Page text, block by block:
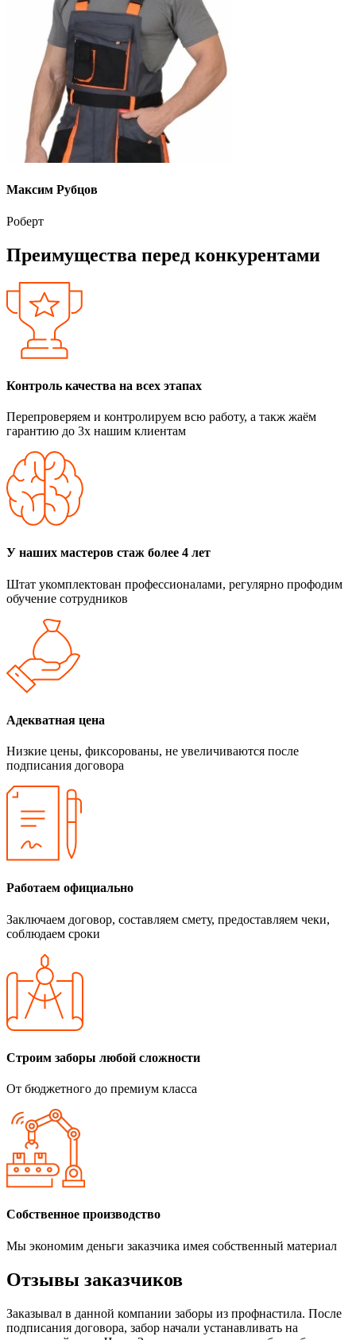
Максим Рубцов
Роберт
Преимущества перед конкурентами
Контроль качества на всех этапах
Перепроверяем и контролируем всю работу, а такж жаём
гарантию до 3х нашим клиентам
У наших мастеров стаж более 4 лет
Штат укомплектован профессионалами, регулярно профодим
обучение сотрудников
Адекватная цена
Низкие цены, фиксорованы, не увеличиваются после
подписания договора
Работаем официально
Заключаем договор, составляем смету, предоставляем чеки,
соблюдаем сроки
Строим заборы любой сложности
От бюджетного до премиум класса
Собственное производство
Мы экономим деньги заказчика имея собственный материал
Отзывы заказчиков
Заказывал в данной компании заборы из профнастила. После
подписания договора, забор начали устанавливать на